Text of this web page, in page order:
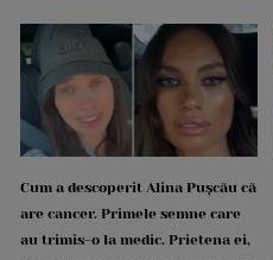
Cum a descoperit Alina Pușcău că
are cancer. Primele semne care
au trimis-o la medic. Prietena ei,